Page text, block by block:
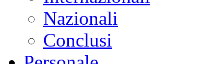
Nazionali
Conclusi